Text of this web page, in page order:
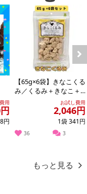
用
円
【65g×6袋】きなこくる
み／くるみ＋きなこ＋
お砂糖の、自然でやさ
しい美味しさ♪
お試し費用
2,046円
1袋 341円
36 3
Next
もっと見る